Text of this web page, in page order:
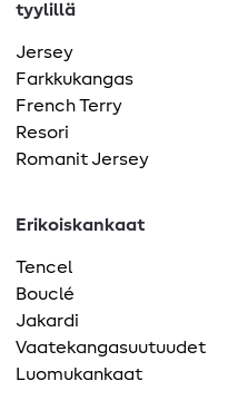
tyylillä
Jersey
Farkkukangas
French Terry
Resori
Romanit Jersey
Erikoiskankaat
Tencel
Bouclé
Jakardi
Vaatekangasuutuudet
Luomukankaat